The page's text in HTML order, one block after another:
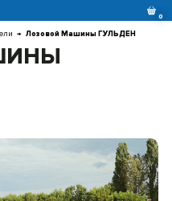
0
Лозовой Машины ГУЛЬДЕН